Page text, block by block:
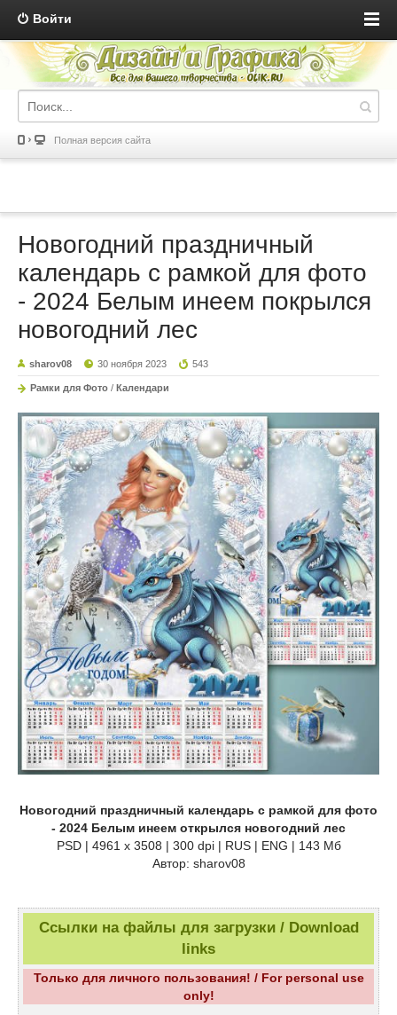
Войти
Полная версия сайта
Новогодний праздничный
календарь с рамкой для фото
- 2024 Белым инеем покрылся
новогодний лес
sharov08 30 ноября 2023 543
Рамки для Фото / Календари
Новогодний праздничный календарь с рамкой для фото
- 2024 Белым инеем открылся новогодний лес
PSD | 4961 х 3508 | 300 dpi | RUS | ENG | 143 Мб
Автор: sharov08
Ссылки на файлы для загрузки / Download
links
Только для личного пользования! / For personal use
only!